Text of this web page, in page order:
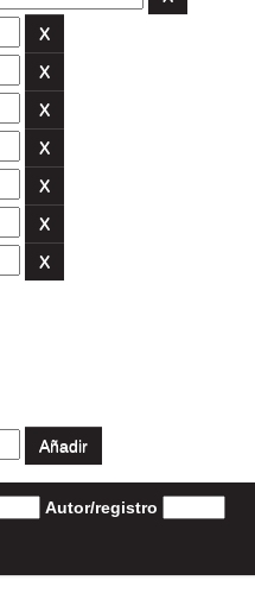
Autor/registro